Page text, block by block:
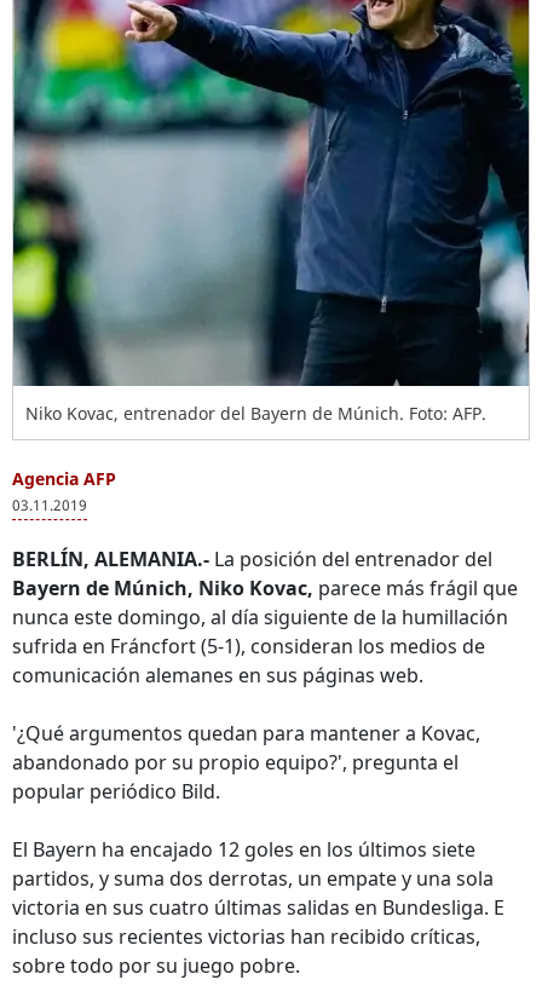
Niko Kovac, entrenador del Bayern de Múnich. Foto: AFP.
Agencia AFP
03.11.2019
BERLÍN, ALEMANIA.- La posición del entrenador del
Bayern de Múnich, Niko Kovac, parece más frágil que
nunca este domingo, al día siguiente de la humillación
sufrida en Fráncfort (5-1), consideran los medios de
comunicación alemanes en sus páginas web.
'¿Qué argumentos quedan para mantener a Kovac,
abandonado por su propio equipo?', pregunta el
popular periódico Bild.
El Bayern ha encajado 12 goles en los últimos siete
partidos, y suma dos derrotas, un empate y una sola
victoria en sus cuatro últimas salidas en Bundesliga. E
incluso sus recientes victorias han recibido críticas,
sobre todo por su juego pobre.